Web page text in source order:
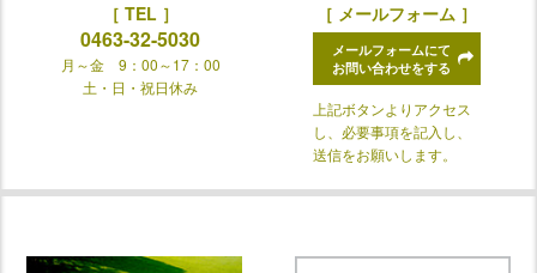
［ TEL ］
0463-32-5030
月～金 9：00～17：00
土・日・祝日休み
［ メールフォーム ］
メールフォームにて
お問い合わせをする
上記ボタンよりアクセス
し、必要事項を記入し、
送信をお願いします。